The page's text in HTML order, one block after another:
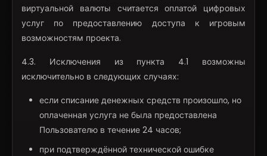
виртуальной валюты считается оплатой цифровых
услуг по предоставлению доступа к игровым
возможностям проекта.
4.3. Исключения из пункта 4.1 возможны
исключительно в следующих случаях:
если списание денежных средств произошло, но
оплаченная услуга не была предоставлена
Пользователю в течение 24 часов;
при подтверждённой технической ошибке